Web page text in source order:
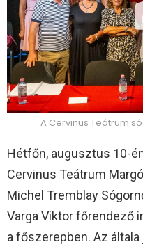
A Cervinus Teátrum
Hétfőn, augusztus 10-
Cervinus Teátrum
Michel Tremblay
Varga Viktor főrendező
a főszerepben. Az